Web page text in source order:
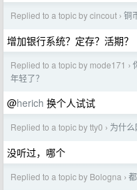
Replied to a topic by cincout › 铜
增加银行系统？定存？活期？
Replied to a topic by mode171 ›
年轻了？
@herich 换个人试试
Replied to a topic by tty0 › 为什
没听过，哪个
Replied to a topic by Bologna ›